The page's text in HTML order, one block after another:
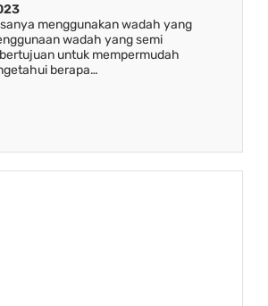
menggunakan wadah yang
wadah yang semi
untuk mempermudah
berapa…